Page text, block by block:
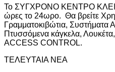
Το ΣΥΓΧΡΟΝΟ ΚΕΝΤΡΟ
ώρες το 24ωρο. Θα βρείτε
Γραμματοκιβώτια, Συστήματα
Πτυσσόμενα κάγκελα,
ACCESS CONTROL.
ΤΕΛΕΥΤΑΙΑ ΝΕΑ